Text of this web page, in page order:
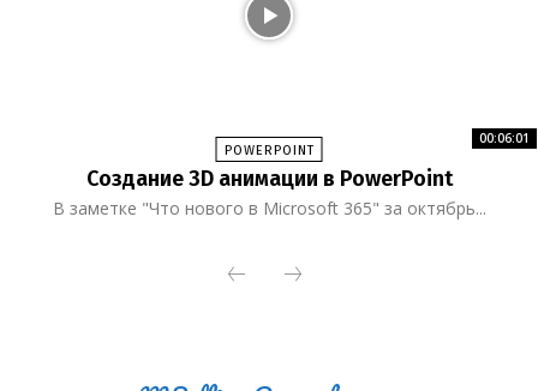
POWERPOINT
00:06:01
Создание 3D анимации в PowerPoint
В заметке "Что нового в Microsoft 365" за октябрь...